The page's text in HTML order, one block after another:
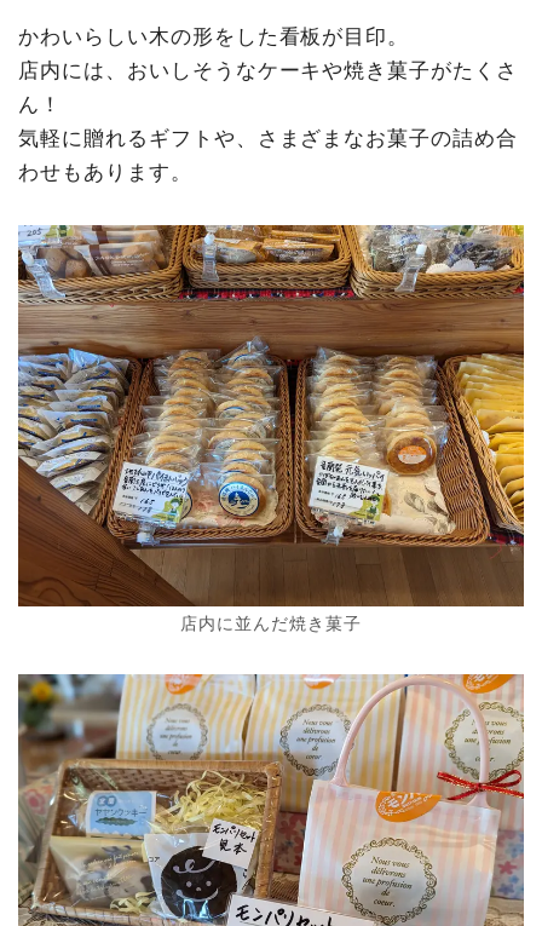
かわいらしい木の形をした看板が目印。
店内には、おいしそうなケーキや焼き菓子がたくさ
ん！
気軽に贈れるギフトや、さまざまなお菓子の詰め合
わせもあります。
店内に並んだ焼き菓子